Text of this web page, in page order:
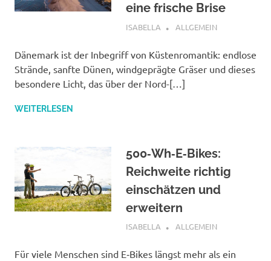
eine frische Brise
OKTOBER 12, 2025
ISABELLA ALLGEMEIN
Dänemark ist der Inbegriff von Küstenromantik: endlose
Strände, sanfte Dünen, windgeprägte Gräser und dieses
besondere Licht, das über der Nord-[…]
WEITERLESEN
500‑Wh‑E‑Bikes:
Reichweite richtig
einschätzen und
erweitern
SEPTEMBER 12, 2025
ISABELLA ALLGEMEIN
Für viele Menschen sind E‑Bikes längst mehr als ein